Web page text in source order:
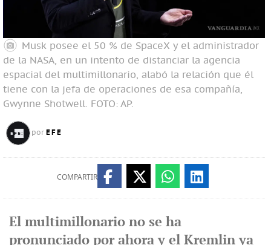
Musk posee el 50 % de SpaceX y el administrador
de la NASA, en un intento de distanciar la agencia
espacial del multimillonario, alabó la relación que él
tiene con la jefa de operaciones de esa compañía,
Gwynne Shotwell. FOTO: AP.
por EFE
COMPARTIR
El multimillonario no se ha
pronunciado por ahora y el Kremlin ya